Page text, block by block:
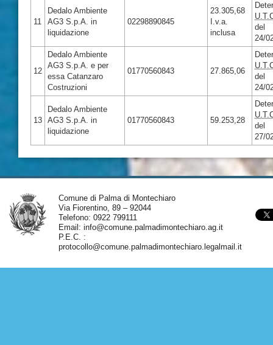
11
Dedalo Ambiente
AG3 S.p.A. in
liquidazione
02298890845
23.305,68
I.v.a.
inclusa
del
24/
12
Dedalo Ambiente
AG3 S.p.A. e per
essa Catanzaro
Costruzioni
01770560843 27.865,06
del
24/
13
Dedalo Ambiente
AG3 S.p.A. in
liquidazione
01770560843 59.253,28
del
27/
Comune di Palma di Montechiaro
Via Fiorentino, 89 – 92044
Telefono: 0922 799111
Email: info@comune.palmadimontechiaro.ag.it
P.E.C. :
protocollo@comune.palmadimontechiaro.legalmail.it